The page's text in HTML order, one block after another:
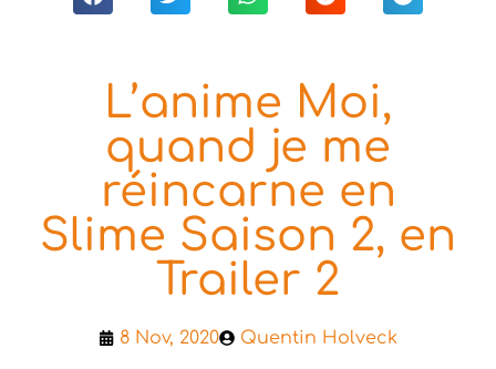
L’anime Moi,
quand je me
réincarne en
Slime Saison 2, en
Trailer 2
8 Nov, 2020 Quentin Holveck